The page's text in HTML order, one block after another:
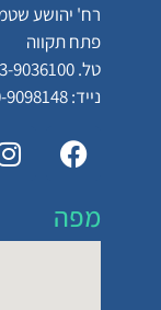
רח' יהושע
פתח תקווה
טל. 03-9036100
נייד: 050-9098148
מפה